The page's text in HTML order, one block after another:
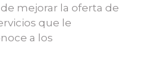
mejorar la oferta de
que le
a los